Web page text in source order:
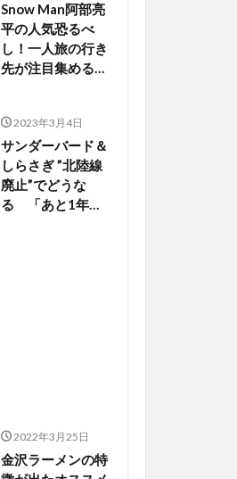
Snow Man阿部亮
平の人気恐るべ
し！一人旅の行き
先が注目集める
2023年3月4日
サンダーバード＆
しらさぎ ”北陸線
廃止”でどうな
る 「あと1年
2022年3月25日
金沢ラーメンの特